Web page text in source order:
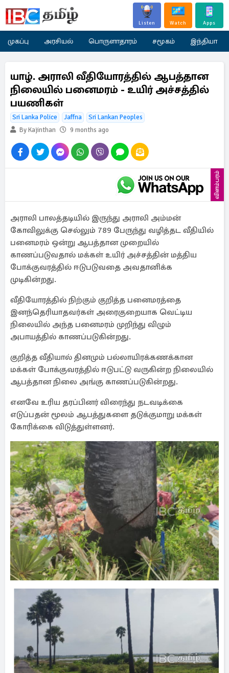
Listen Watch Apps
முகப்பு அரசியல் பொருளாதாரம் சமூகம் இந்தியா
யாழ். அராலி வீதியோரத்தில் ஆபத்தான
நிலையில் பனைமரம் - உயிர் அச்சத்தில்
பயணிகள்
Sri Lanka Police Jaffna
Sri Lankan Peoples
By Kajinthan
9 months ago
விளம்பரம்
அராலி பாலத்தடியில் இருந்து அராலி அம்மன்
கோவிலுக்கு செல்லும் 789 பேருந்து வழித்தட வீதியில்
பனைமரம் ஒன்று ஆபத்தான முறையில்
காணப்படுவதால் மக்கள் உயிர் அச்சத்தின் மத்திய
போக்குவரத்தில் ஈடுபடுவதை அவதானிக்க
முடிகின்றது.
வீதியோரத்தில் நிற்கும் குறித்த பனைமரத்தை
இனந்தெரியாதவர்கள் அரைகுறையாக வெட்டிய
நிலையில் அந்த பனைமரம் முறிந்து விழும்
அபாயத்தில் காணப்படுகின்றது.
குறித்த வீதியால் தினமும் பல்லாயிரக்கணக்கான
மக்கள் போக்குவரத்தில் ஈடுபட்டு வருகின்ற நிலையில்
ஆபத்தான நிலை அங்கு காணப்படுகின்றது.
எனவே உரிய தரப்பினர் விரைந்து நடவடிக்கை
எடுப்பதன் மூலம் ஆபத்துகளை தடுக்குமாறு மக்கள்
கோரிக்கை விடுத்துள்ளனர்.